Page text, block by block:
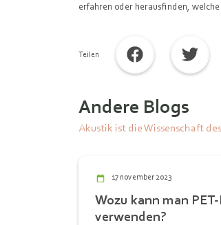
erfahren oder herausfinden,
Teilen
Andere Blogs
Akustik ist die Wissenschaft
17 november 2023
Wozu kann man
verwenden?